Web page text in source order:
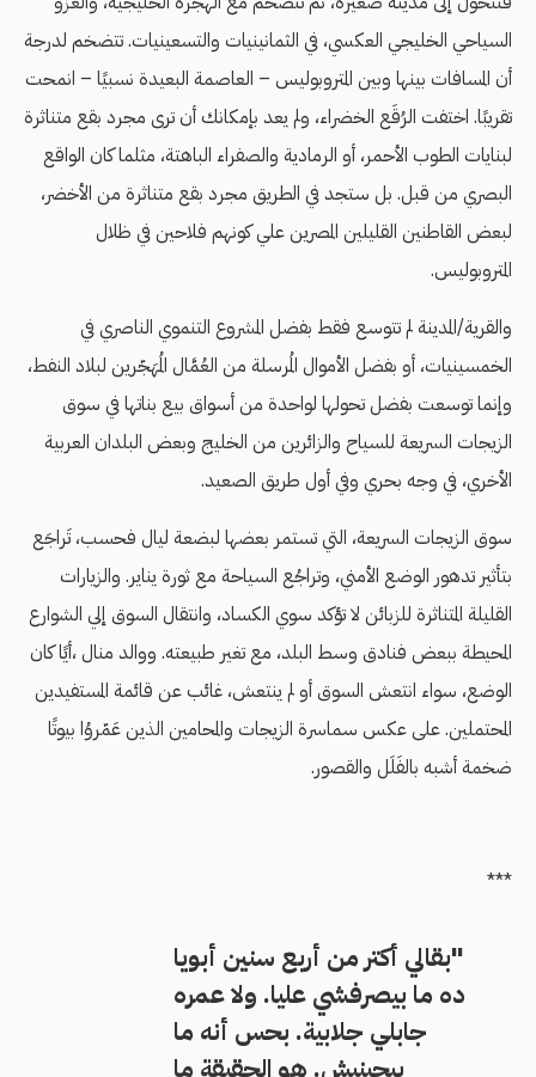
السياحي الخليجي العكسي، في الثمانينيات والتسعينيات. تتضخم لدرجة
أن المسافات بينها وبين المتروبوليس – العاصمة البعيدة نسبيًا – انمحت
تقريبًا. اختفت الرُقَع الخضراء، ولم يعد بإمكانك أن ترى مجرد بقع متناثرة
لبنايات الطوب الأحمر، أو الرمادية والصفراء الباهتة، مثلما كان الواقع
البصري من قبل. بل ستجد في الطريق مجرد بقع متناثرة من الأخضر،
لبعض القاطنين القليلين المصرين علي كونهم فلاحين في ظلال
المتروبوليس.
والقرية/المدينة لم تتوسع فقط بفضل المشروع التنموي الناصري في
الخمسينيات، أو بفضل الأموال المُرسلة من العُمَّال المُهَجّرين لبلاد النفط،
وإنما توسعت بفضل تحولها لواحدة من أسواق بيع بناتها في سوق
الزيجات السريعة للسياح والزائرين من الخليج وبعض البلدان العربية
الأخري، في وجه بحري وفي أول طريق الصعيد.
سوق الزيجات السريعة، التي تستمر بعضها لبضعة ليال فحسب، تَراجَع
بتأثير تدهور الوضع الأمني، وتراجُع السياحة مع ثورة يناير. والزيارات
القليلة المتناثرة للزبائن لا تؤكد سوي الكساد، وانتقال السوق إلي الشوارع
المحيطة ببعض فنادق وسط البلد، مع تغير طبيعته. ووالد منال ،أيًا كان
الوضع، سواء انتعش السوق أو لم ينتعش، غائب عن قائمة المستفيدين
المحتملين. على عكس سماسرة الزيجات والمحامين الذين عَمّروُا بيوتًا
ضخمة أشبه بالفَلَل والقصور.
***
"بقالي أكتر من أربع سنين أبويا
ده ما بيصرفشي عليا. ولا عمره
جابلي جلابية. بحس أنه ما
بيحبنيش. هو الحقيقة ما